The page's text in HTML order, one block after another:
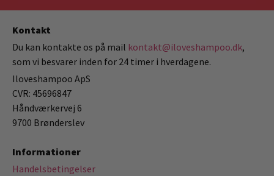
Kontakt
Du kan kontakte os på mail kontakt@iloveshampoo.dk,
som vi besvarer inden for 24 timer i hverdagene.
Iloveshampoo ApS
CVR: 45696847
Håndværkervej 6
9700 Brønderslev
Informationer
Handelsbetingelser